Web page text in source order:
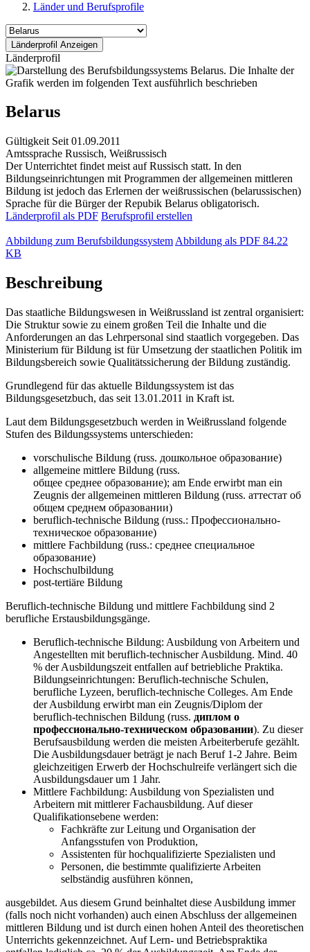
Länder und Berufsprofile
Länderprofil
Belarus
Gültigkeit Seit 01.09.2011
Amtssprache Russisch, Weißrussisch
Der Unterrichtet findet meist auf Russisch statt. In den
Bildungseinrichtungen mit Programmen der allgemeinen mittleren
Bildung ist jedoch das Erlernen der weißrussischen (belarussischen)
Sprache für die Bürger der Repubik Belarus obligatorisch.
Länderprofil als PDF Berufsprofil erstellen
Abbildung zum Berufsbildungssystem Abbildung als PDF 84.22
KB
Beschreibung
Das staatliche Bildungswesen in Weißrussland ist zentral organisiert:
Die Struktur sowie zu einem großen Teil die Inhalte und die
Anforderungen an das Lehrpersonal sind staatlich vorgegeben. Das
Ministerium für Bildung ist für Umsetzung der staatlichen Politik im
Bildungsbereich sowie Qualitätssicherung der Bildung zuständig.
Grundlegend für das aktuelle Bildungssystem ist das
Bildungsgesetzbuch, das seit 13.01.2011 in Kraft ist.
Laut dem Bildungsgesetzbuch werden in Weißrussland folgende
Stufen des Bildungssystems unterschieden:
vorschulische Bildung (russ. дошкольное образование)
allgemeine mittlere Bildung (russ.
общее среднее образование); am Ende erwirbt man ein
Zeugnis der allgemeinen mittleren Bildung (russ. аттестат об
общем среднем образовании)
beruflich-technische Bildung (russ.: Профессионально-
техническое образование)
mittlere Fachbildung (russ.: среднее специальное
образование)
Hochschulbildung
post-tertiäre Bildung
Beruflich-technische Bildung und mittlere Fachbildung sind 2
berufliche Erstausbildungsgänge.
Beruflich-technische Bildung: Ausbildung von Arbeitern und
Angestellten mit beruflich-technischer Ausbildung. Mind. 40
% der Ausbildungszeit entfallen auf betriebliche Praktika.
Bildungseinrichtungen: Beruflich-technische Schulen,
berufliche Lyzeen, beruflich-technische Colleges. Am Ende
der Ausbildung erwirbt man ein Zeugnis/Diplom der
beruflich-technischen Bildung (russ. диплом о
профессионально-техническом образовании). Zu dieser
Berufsausbildung werden die meisten Arbeiterberufe gezählt.
Die Ausbildungsdauer beträgt je nach Beruf 1-2 Jahre. Beim
gleichzeitigen Erwerb der Hochschulreife verlängert sich die
Ausbildungsdauer um 1 Jahr.
Mittlere Fachbildung: Ausbildung von Spezialisten und
Arbeitern mit mittlerer Fachausbildung. Auf dieser
Qualifikationsebene werden:
Fachkräfte zur Leitung und Organisation der
Anfangsstufen von Produktion,
Assistenten für hochqualifizierte Spezialisten und
Personen, die bestimmte qualifizierte Arbeiten
selbständig ausführen können,
ausgebildet. Aus diesem Grund beinhaltet diese Ausbildung immer
(falls noch nicht vorhanden) auch einen Abschluss der allgemeinen
mittleren Bildung und ist durch einen hohen Anteil des theoretischen
Unterrichts gekennzeichnet. Auf Lern- und Betriebspraktika